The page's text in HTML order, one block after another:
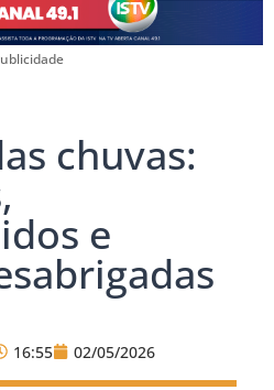
chuvas:
e
16:55 02/05/2026